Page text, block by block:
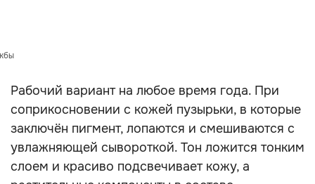
Рабочий вариант на любое время года. При
соприкосновении с кожей пузырьки, в которые
заключён пигмент, лопаются и смешиваются с
увлажняющей сывороткой. Тон ложится тонким
слоем и красиво подсвечивает кожу, а